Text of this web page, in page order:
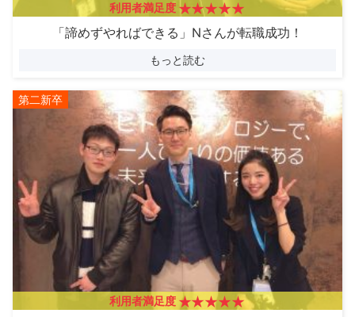
利用者満足度
「諦めずやればできる」Nさんが転職成功！
もっと読む
第二新卒
利用者満足度